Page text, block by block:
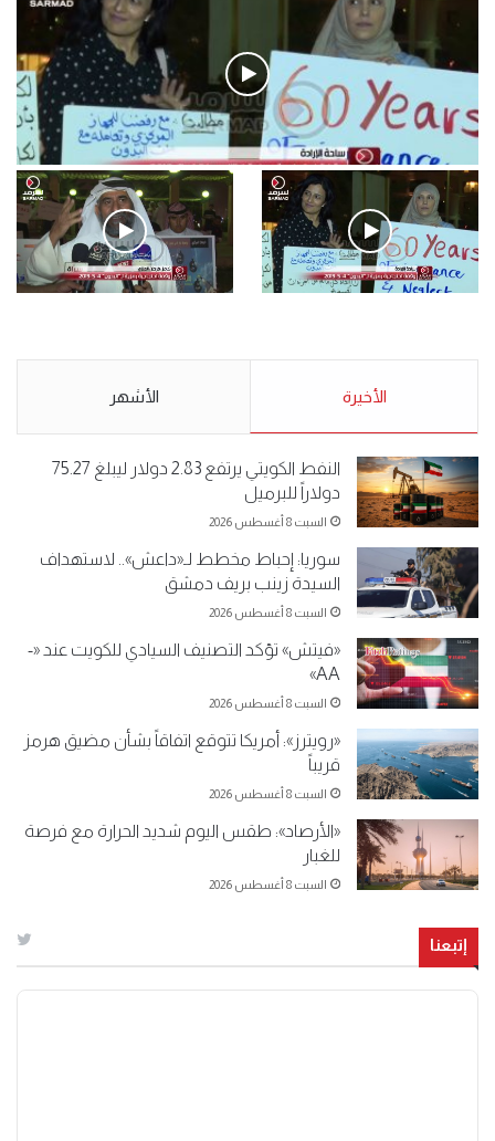
فيديو
.وقفة احتجاجية رمزية لـ”#البدون” في ساحة الإرادة 4-5-2019.
الأحد 5 مايو 2019
5-2019.
نبيع مخدرات يعني ولا خمر؟!.
الأخيرة الأشهر
النفط الكويتي يرتفع 2.83 دولار ليبلغ 75.27
دولاراً للبرميل
السبت 8 أغسطس 2026
سوريا: إحباط مخطط لـ«داعش».. لاستهداف
السيدة زينب بريف دمشق
السبت 8 أغسطس 2026
«فيتش» تؤكد التصنيف السيادي للكويت عند «-
AA»
السبت 8 أغسطس 2026
«رويترز»: أمريكا تتوقع اتفاقاً بشأن مضيق هرمز
قريباً
السبت 8 أغسطس 2026
«الأرصاد»: طقس اليوم شديد الحرارة مع فرصة
للغبار
السبت 8 أغسطس 2026
إتبعنا